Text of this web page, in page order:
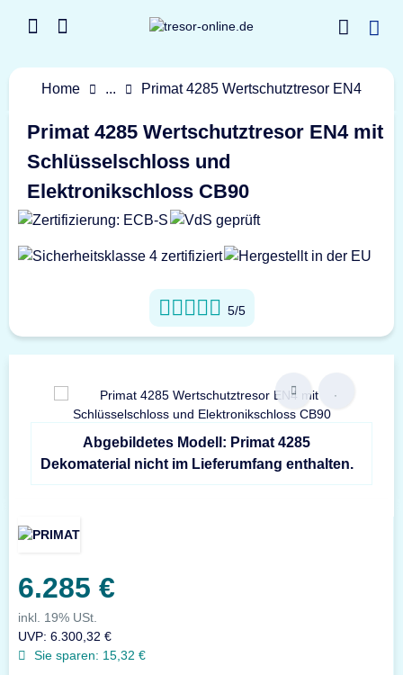
Home ... Primat 4285 Wertschutztresor EN4
Primat 4285 Wertschutztresor EN4 mit
Schlüsselschloss und
Elektronikschloss CB90
5/5
Abgebildetes Modell: Primat 4285
Dekomaterial nicht im Lieferumfang enthalten.
6.285 €
inkl. 19% USt.
UVP: 6.300,32 €
Sie sparen: 15,32 €